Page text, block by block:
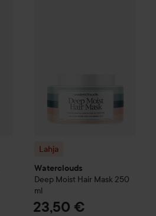
Lahja
Waterclouds
Deep Moist Hair Mask 250
ml
23,50 €